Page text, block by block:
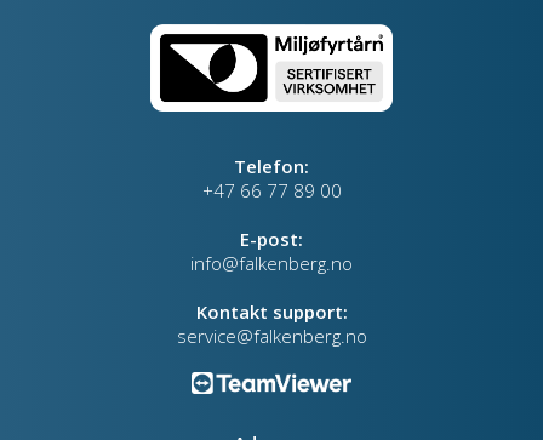
Telefon:
+47 66 77 89 00
E-post:
info@falkenberg.no
Kontakt support:
service@falkenberg.no